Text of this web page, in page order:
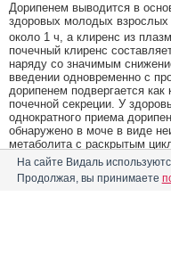
Дорипенем выводится в
здоровых молодых взрослых
около 1 ч, а клиренс из
почечный клиренс
наряду со значимым
введении одновременно с
дорипенем подвергается
почечной секреции. У
однократного приема
обнаружено в моче в виде
метаболита с раскрытым
здоровым взрослым
радиоактивно меченного
1% общей радиоактивности.
На сайте Видаль
Продолжая, вы принимаете